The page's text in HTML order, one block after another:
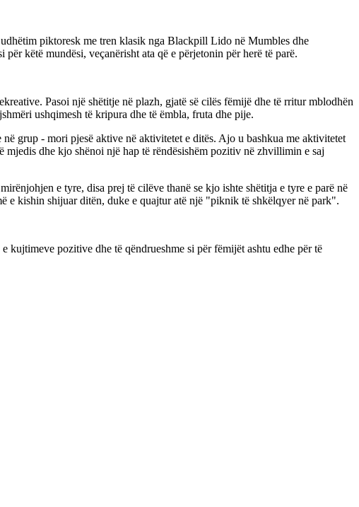
piktoresk me tren klasik nga Blackpill Lido në Mumbles dhe
këtë mundësi, veçanërisht ata që e përjetonin për herë të parë.
Pasoi një shëtitje në plazh, gjatë së cilës fëmijë dhe të rritur mblodhën
ushqimesh të kripura dhe të ëmbla, fruta dhe pije.
grup - mori pjesë aktive në aktivitetet e ditës. Ajo u bashkua me aktivitetet
mjedis dhe kjo shënoi një hap të rëndësishëm pozitiv në zhvillimin e saj
e tyre, disa prej të cilëve thanë se kjo ishte shëtitja e tyre e parë në
e kishin shijuar ditën, duke e quajtur atë një "piknik të shkëlqyer në park".
pozitive dhe të qëndrueshme si për fëmijët ashtu edhe për të